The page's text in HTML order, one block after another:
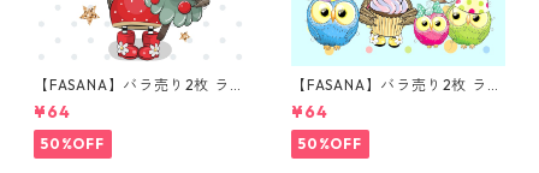
【FASANA】バラ売り2枚 ラン
チサイズ ペーパーナプキン Ch
ristmas Owl ホワイト
¥64
50%OFF
【FASANA】バラ売り2枚 ラン
チサイズ ペーパーナプキン Ha
ppy Birthday Owls ブルー
¥64
50%OFF